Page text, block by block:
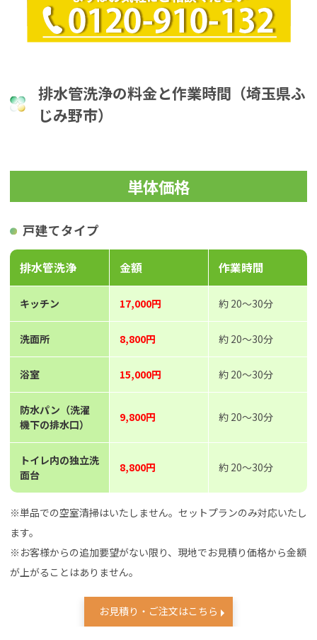
排水管洗浄の料金と作業時間（埼玉県ふ
じみ野市）
単体価格
戸建てタイプ
排水管洗浄 金額 作業時間
キッチン 17,000円 約 20～30分
洗面所 8,800円 約 20～30分
浴室 15,000円 約 20～30分
防水パン（洗濯
機下の排水口）
9,800円 約 20～30分
トイレ内の独立洗
面台
8,800円 約 20～30分
※単品での空室清掃はいたしません。セットプランのみ対応いたし
ます。
※お客様からの追加要望がない限り、現地でお見積り価格から金額
が上がることはありません。
お見積り・ご注文はこちら